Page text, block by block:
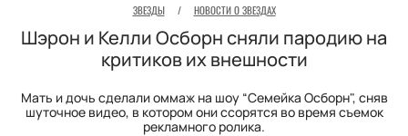
ЗВЕЗДЫ / НОВОСТИ О ЗВЕЗДАХ
Шэрон и Келли Осборн сняли пародию на
критиков их внешности
Мать и дочь сделали оммаж на шоу “Семейка Осборн", сняв
шуточное видео, в котором они ссорятся во время съемок
рекламного ролика.